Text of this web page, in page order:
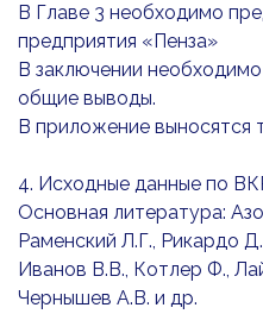
В Главе 3 необходимо
предприятия «Пенза»
В заключении
общие выводы.
В приложение выносятся
4. Исходные данные по
Основная литература:
Раменский Л.Г., Рикардо
Иванов В.В., Котлер Ф.,
Чернышев А.В. и др.